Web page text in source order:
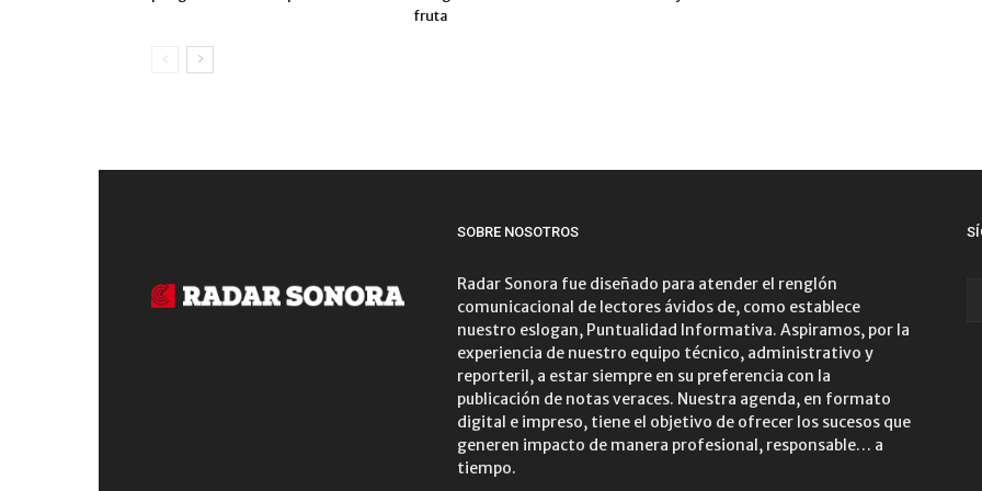
fruta
SOBRE NOSOTROS
Radar Sonora fue diseñado para atender el renglón
comunicacional de lectores ávidos de, como establece
nuestro eslogan, Puntualidad Informativa. Aspiramos, por la
experiencia de nuestro equipo técnico, administrativo y
reporteril, a estar siempre en su preferencia con la
publicación de notas veraces. Nuestra agenda, en formato
digital e impreso, tiene el objetivo de ofrecer los sucesos que
generen impacto de manera profesional, responsable… a
tiempo.